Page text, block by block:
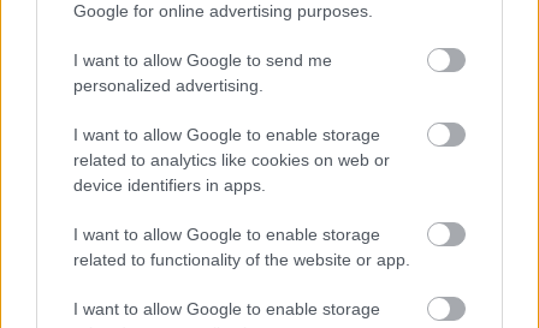
Google for online advertising purposes.
I want to allow Google to send me
personalized advertising.
I want to allow Google to enable storage
related to analytics like cookies on web or
device identifiers in apps.
I want to allow Google to enable storage
related to functionality of the website or app.
I want to allow Google to enable storage